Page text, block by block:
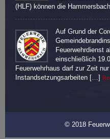
(HLF) können die
Auf Grund der
Feuerwehrdienst
einschließlich
Feuerwehrhaus darf zur Zeit
Instandsetzungsarbeiten […]
© 2018